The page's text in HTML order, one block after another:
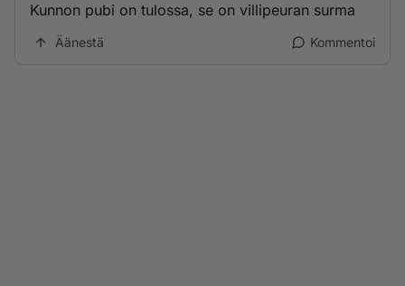
Kunnon pubi on tulossa, se on villipeuran surma
Äänestä Kommentoi